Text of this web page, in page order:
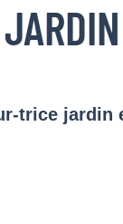
trice